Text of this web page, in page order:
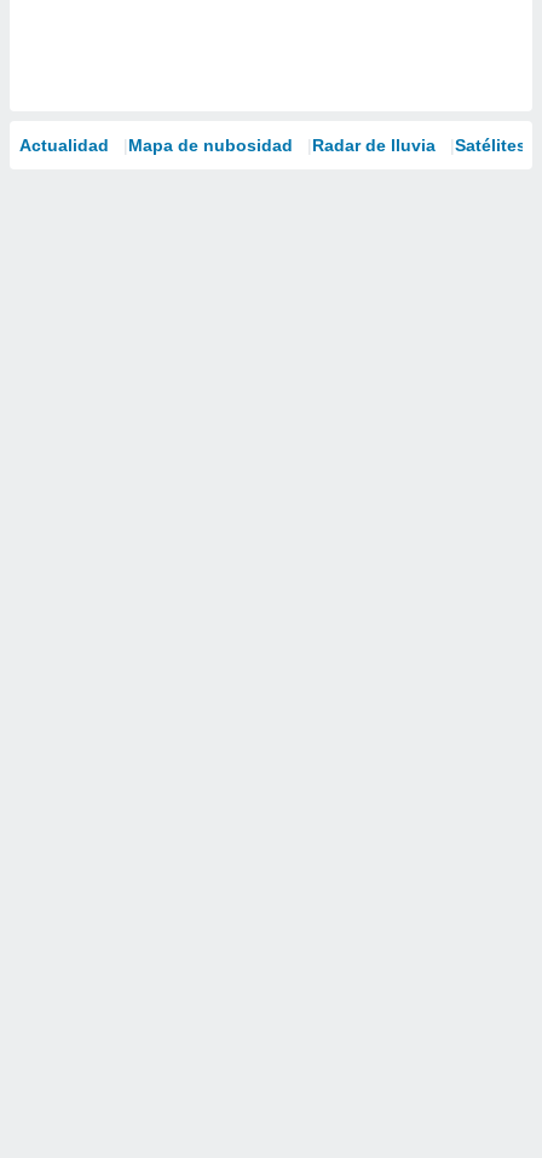
Actualidad Mapa de nubosidad Radar de lluvia Satélites